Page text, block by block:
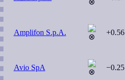
Amplifon S.p.A. +0.56
Avio SpA −0.25